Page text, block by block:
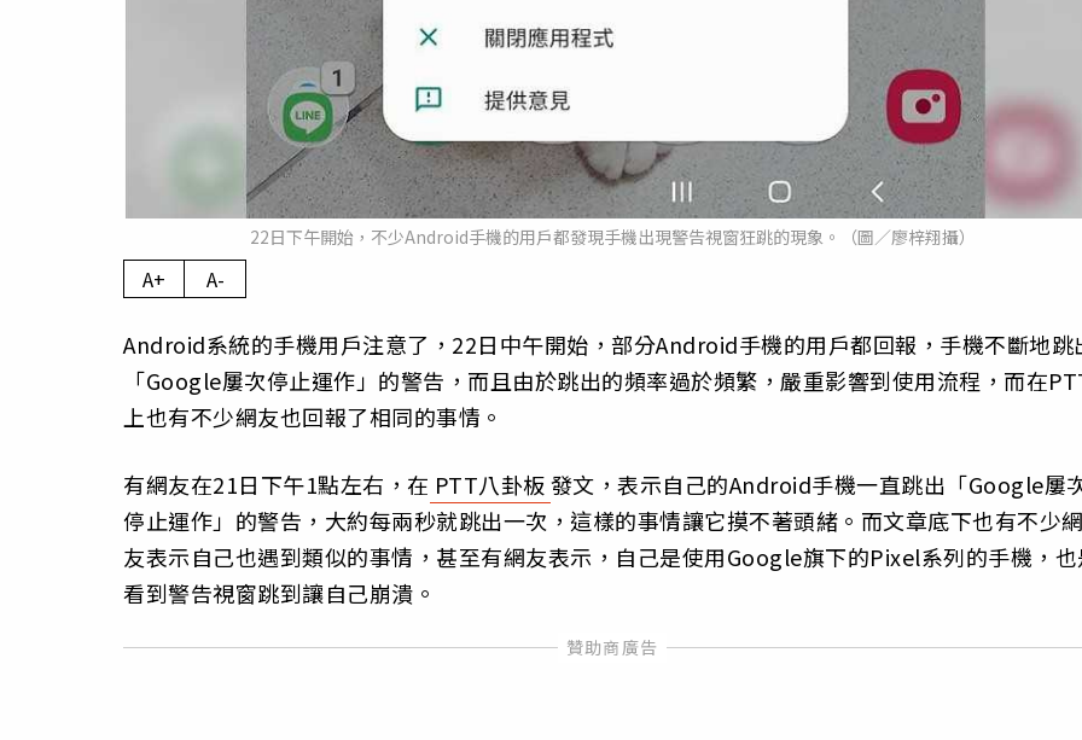
22日下午開始，不少Android手機的用戶都發現手機出現警告視窗狂跳的現象。（圖／廖梓翔攝）
A+ A-
Android系統的手機用戶注意了，22日中午開始，部分Android手機的用戶都回報，手機不斷地跳
「Google屢次停止運作」的警告，而且由於跳出的頻率過於頻繁，嚴重影響到使用流程，而在
上也有不少網友也回報了相同的事情。
有網友在21日下午1點左右，在 PTT八卦板發文，表示自己的Android手機一直跳出「Google屢
停止運作」的警告，大約每兩秒就跳出一次，這樣的事情讓它摸不著頭緒。而文章底下也有不少
友表示自己也遇到類似的事情，甚至有網友表示，自己是使用Google旗下的Pixel系列的手機，
看到警告視窗跳到讓自己崩潰。